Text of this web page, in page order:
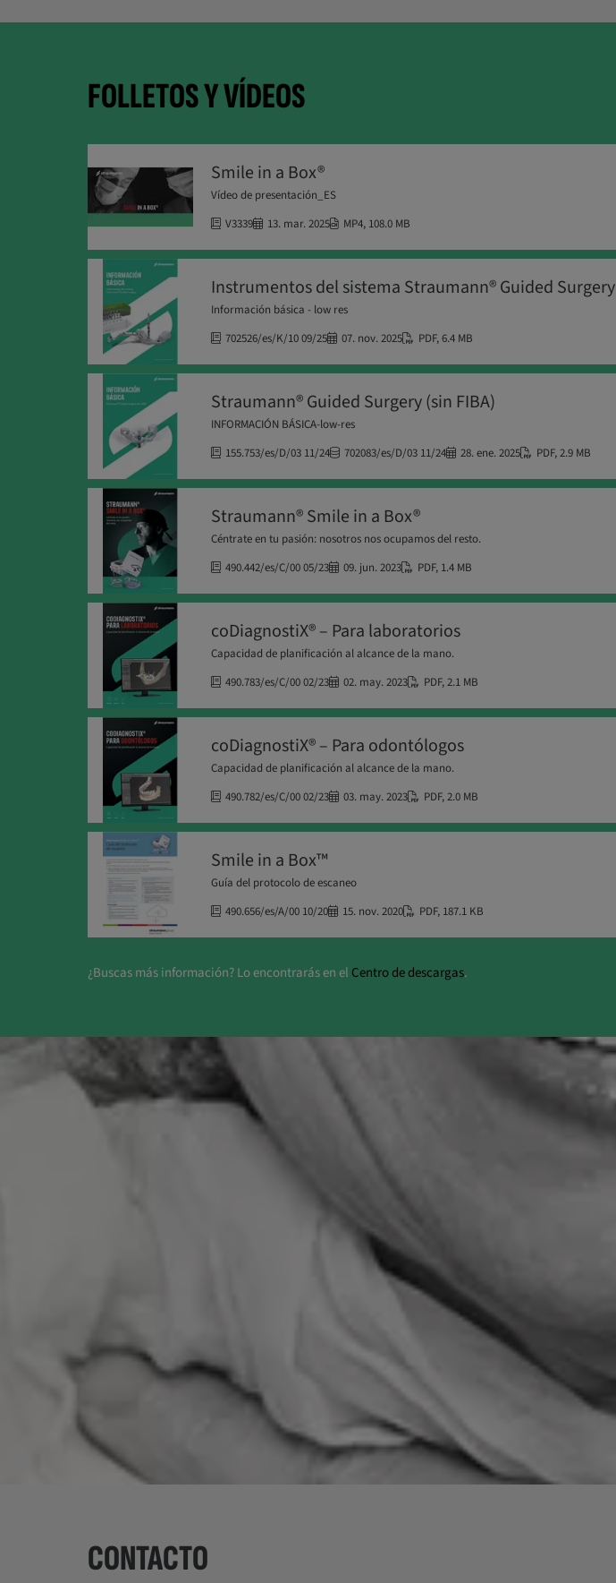
FOLLETOS Y VÍDEOS
Smile in a Box®
Vídeo de presentación_ES
V3339
13. mar. 2025 MP4, 108.0 MB
Instrumentos del sistema Straumann® Guided Surgery
Información básica - low res
702526/es/K/10 09/25
07. nov. 2025 PDF,6.4 MB
Straumann® Guided Surgery (sin FIBA)
INFORMACIÓN BÁSICA-low-res
155.753/es/D/03 11/24
702083/es/D/03 11/24 28. ene. 2025 PDF,2.9 MB
Straumann® Smile in a Box®
Céntrate en tu pasión: nosotros nos ocupamos del resto.
490.442/es/C/00 05/23
09. jun. 2023 PDF, 1.4 MB
coDiagnostiX® – Para laboratorios
Capacidad de planificación al alcance de la mano.
490.783/es/C/00 02/23
02. may. 2023 PDF,2.1 MB
coDiagnostiX® – Para odontólogos
Capacidad de planificación al alcance de la mano.
490.782/es/C/00 02/23
03. may. 2023 PDF,2.0 MB
Smile in a Box™
Guía del protocolo de escaneo
490.656/es/A/00 10/20
15. nov. 2020 PDF, 187.1 KB
¿Buscas más información? Lo encontrarás en el Centro de descargas.
CONTACTO